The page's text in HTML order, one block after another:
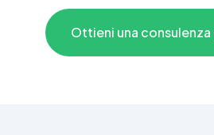
Ottieni una